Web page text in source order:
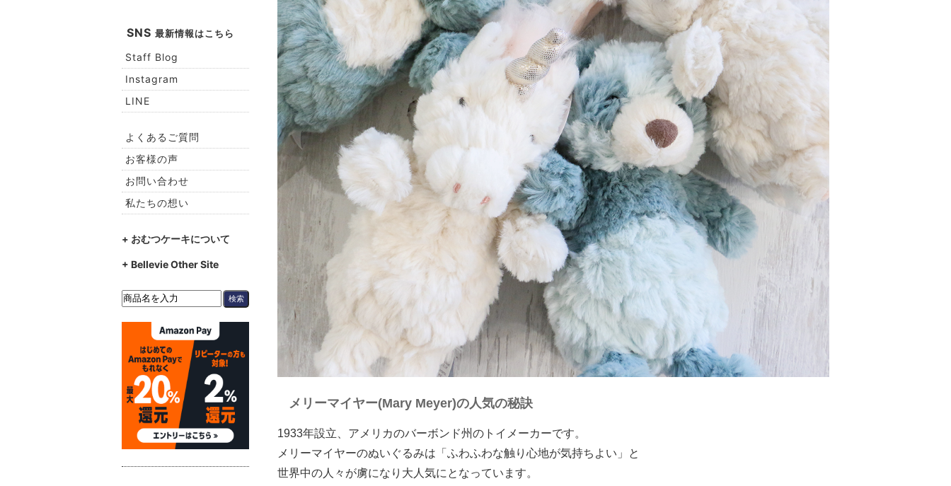
メリーマイヤー(Mary Meyer)の人気の秘訣
1933年設立、アメリカのバーボンド州のトイメーカーです。
メリーマイヤーのぬいぐるみは「ふわふわな触り心地が気持ちよい」と
世界中の人々が虜になり大人気にとなっています。
SNS 最新情報はこちら
Staff Blog
Instagram
LINE
よくあるご質問
お客様の声
お問い合わせ
私たちの想い
+ おむつケーキについて
+ Bellevie Other Site